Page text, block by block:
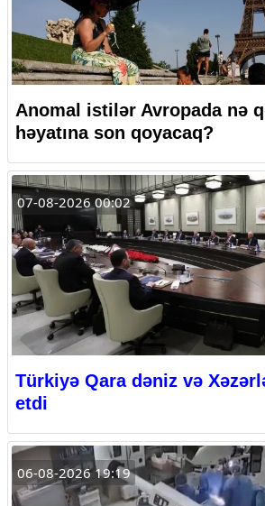
Anomal istilər Avropada nə
həyatına son qoyacaq?
07-08-2026 00:02
Türkiyə Qara dəniz və
etdi
06-08-2026 19:19